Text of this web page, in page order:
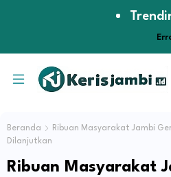
Beranda
Ribuan Masyarakat Jambi
Dilanjutkan
Ribuan Masyarakat